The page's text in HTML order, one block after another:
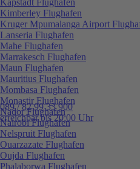
089 / 82 99 33 900
erreichbar bis 20:00 Uhr
Kimberley Flughafen
Kruger Mpumalanga Airport
Lanseria Flughafen
Mahe Flughafen
Marrakesch Flughafen
Maun Flughafen
Mauritius Flughafen
Mombasa Flughafen
Monastir Flughafen
Nador Flughafen
Nairobi Flughafen
Nelspruit Flughafen
Ouarzazate Flughafen
Oujda Flughafen
Phalaborwa Flughafen